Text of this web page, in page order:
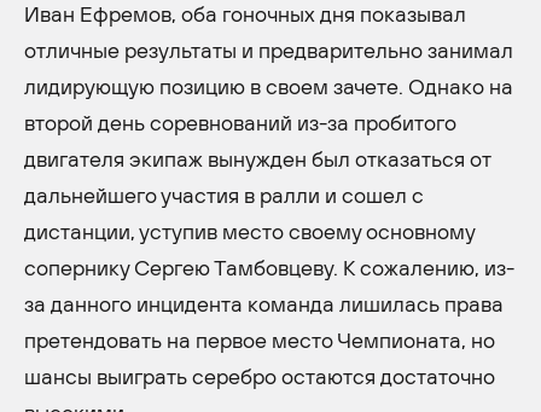
Иван Ефремов, оба гоночных дня показывал
отличные результаты и предварительно занимал
лидирующую позицию в своем зачете. Однако на
второй день соревнований из-за пробитого
двигателя экипаж вынужден был отказаться от
дальнейшего участия в ралли и сошел с
дистанции, уступив место своему основному
сопернику Сергею Тамбовцеву. К сожалению, из-
за данного инцидента команда лишилась права
претендовать на первое место Чемпионата, но
шансы выиграть серебро остаются достаточно